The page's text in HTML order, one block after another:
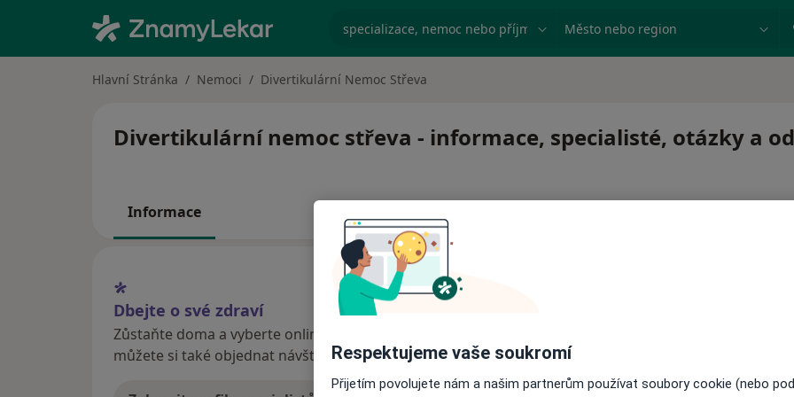
specializace, nemoc nebo příjmení Město nebo region
Hlavní Stránka Nemoci Divertikulární Nemoc Střeva
Divertikulární nemoc střeva - informace, specialisté, otázky a
Informace
Dbejte o své zdraví
Zůstaňte doma a vyberte online konzultaci pro zahájení nebo pokračování léčby. Pokud to
můžete si také objednat návštěvu v ordinaci.Respektujeme vaše soukromí
Přijetím povolujete nám a našim partnerům používat soubory cookie (nebo